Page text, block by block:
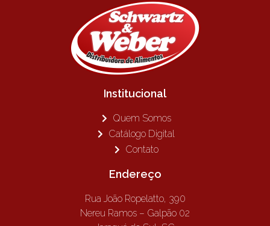
Institucional
Quem Somos
Catálogo Digital
Contato
Endereço
Rua João Ropelatto, 390
Nereu Ramos – Galpão 02